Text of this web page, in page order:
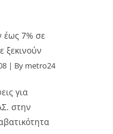
έως 7% σε
ξεκινούν
By metro24
για
στην